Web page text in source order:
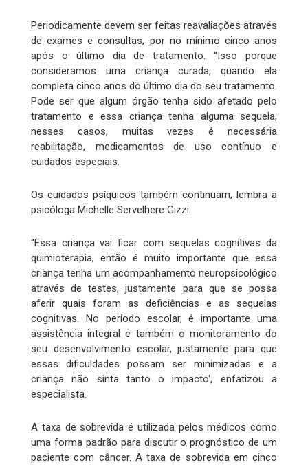
Periodicamente devem ser feitas reavaliações através
de exames e consultas, por no mínimo cinco anos
após o último dia de tratamento. “Isso porque
consideramos uma criança curada, quando ela
completa cinco anos do último dia do seu tratamento.
Pode ser que algum órgão tenha sido afetado pelo
tratamento e essa criança tenha alguma sequela,
nesses casos, muitas vezes é necessária
reabilitação, medicamentos de uso contínuo e
cuidados especiais.
Os cuidados psíquicos também continuam, lembra a
psicóloga Michelle Servelhere Gizzi.
“Essa criança vai ficar com sequelas cognitivas da
quimioterapia, então é muito importante que essa
criança tenha um acompanhamento neuropsicológico
através de testes, justamente para que se possa
aferir quais foram as deficiências e as sequelas
cognitivas. No período escolar, é importante uma
assistência integral e também o monitoramento do
seu desenvolvimento escolar, justamente para que
essas dificuldades possam ser minimizadas e a
criança não sinta tanto o impacto', enfatizou a
especialista.
A taxa de sobrevida é utilizada pelos médicos como
uma forma padrão para discutir o prognóstico de um
paciente com câncer. A taxa de sobrevida em cinco